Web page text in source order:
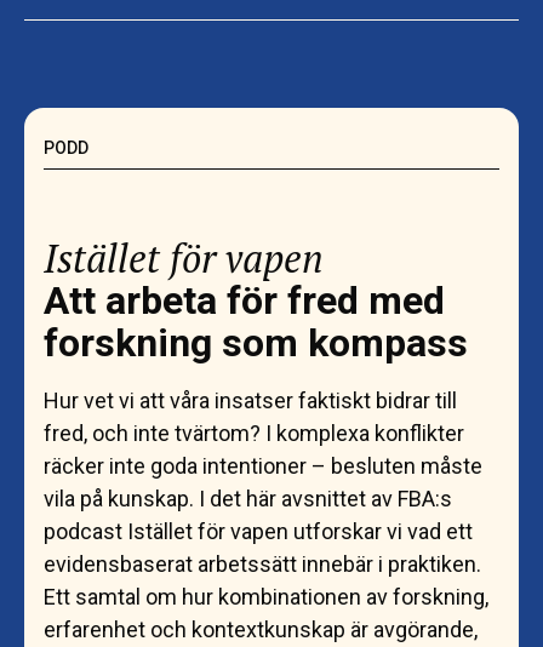
PODD
Istället för vapen
Att arbeta för fred med
forskning som kompass
Hur vet vi att våra insatser faktiskt bidrar till
fred, och inte tvärtom? I komplexa konflikter
räcker inte goda intentioner – besluten måste
vila på kunskap. I det här avsnittet av FBA:s
podcast Istället för vapen utforskar vi vad ett
evidensbaserat arbetssätt innebär i praktiken.
Ett samtal om hur kombinationen av forskning,
erfarenhet och kontextkunskap är avgörande,